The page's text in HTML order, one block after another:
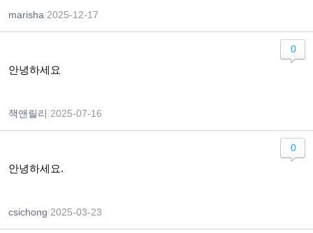
marisha 2025-12-17
안녕하세요
잭앤릴리 2025-07-16
0
안녕하세요.
csichong 2025-03-23
0